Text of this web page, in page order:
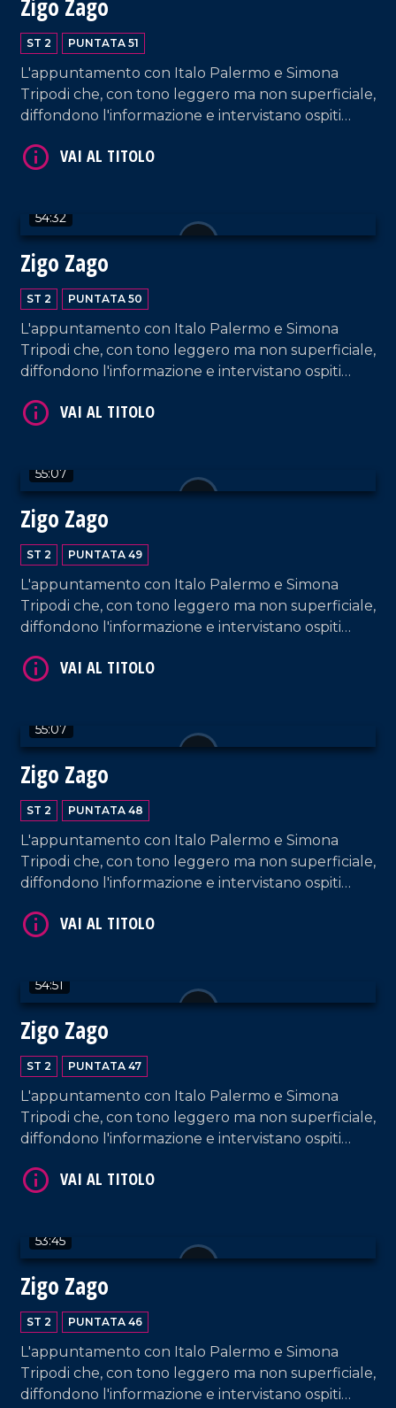
Zigo Zago
ST 2 PUNTATA 51
L'appuntamento con Italo Palermo e Simona
Tripodi che, con tono leggero ma non superficiale,
diffondono l'informazione e intervistano ospiti
Lamezia Terme.
54:32
Zigo Zago
ST 2 PUNTATA 50
L'appuntamento con Italo Palermo e Simona
Tripodi che, con tono leggero ma non superficiale,
diffondono l'informazione e intervistano ospiti
Lamezia Terme.
55:07
Zigo Zago
ST 2 PUNTATA 49
L'appuntamento con Italo Palermo e Simona
Tripodi che, con tono leggero ma non superficiale,
diffondono l'informazione e intervistano ospiti
Lamezia Terme.
55:07
Zigo Zago
ST 2 PUNTATA 48
L'appuntamento con Italo Palermo e Simona
Tripodi che, con tono leggero ma non superficiale,
diffondono l'informazione e intervistano ospiti
Lamezia Terme.
54:51
Zigo Zago
ST 2 PUNTATA 47
L'appuntamento con Italo Palermo e Simona
Tripodi che, con tono leggero ma non superficiale,
diffondono l'informazione e intervistano ospiti
Lamezia Terme.
53:45
Zigo Zago
ST 2 PUNTATA 46
L'appuntamento con Italo Palermo e Simona
Tripodi che, con tono leggero ma non superficiale,
diffondono l'informazione e intervistano ospiti
VAI AL TITOLO
VAI AL TITOLO
VAI AL TITOLO
VAI AL TITOLO
VAI AL TITOLO
VAI AL TITOLO